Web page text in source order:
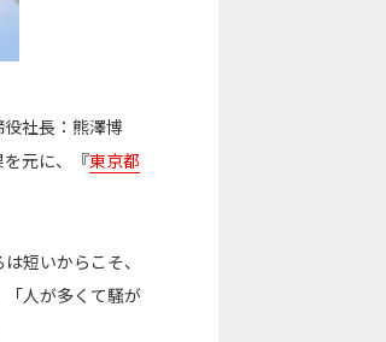
社長：熊澤博
元に、『東京都
短いからこそ、
人が多くて騒が